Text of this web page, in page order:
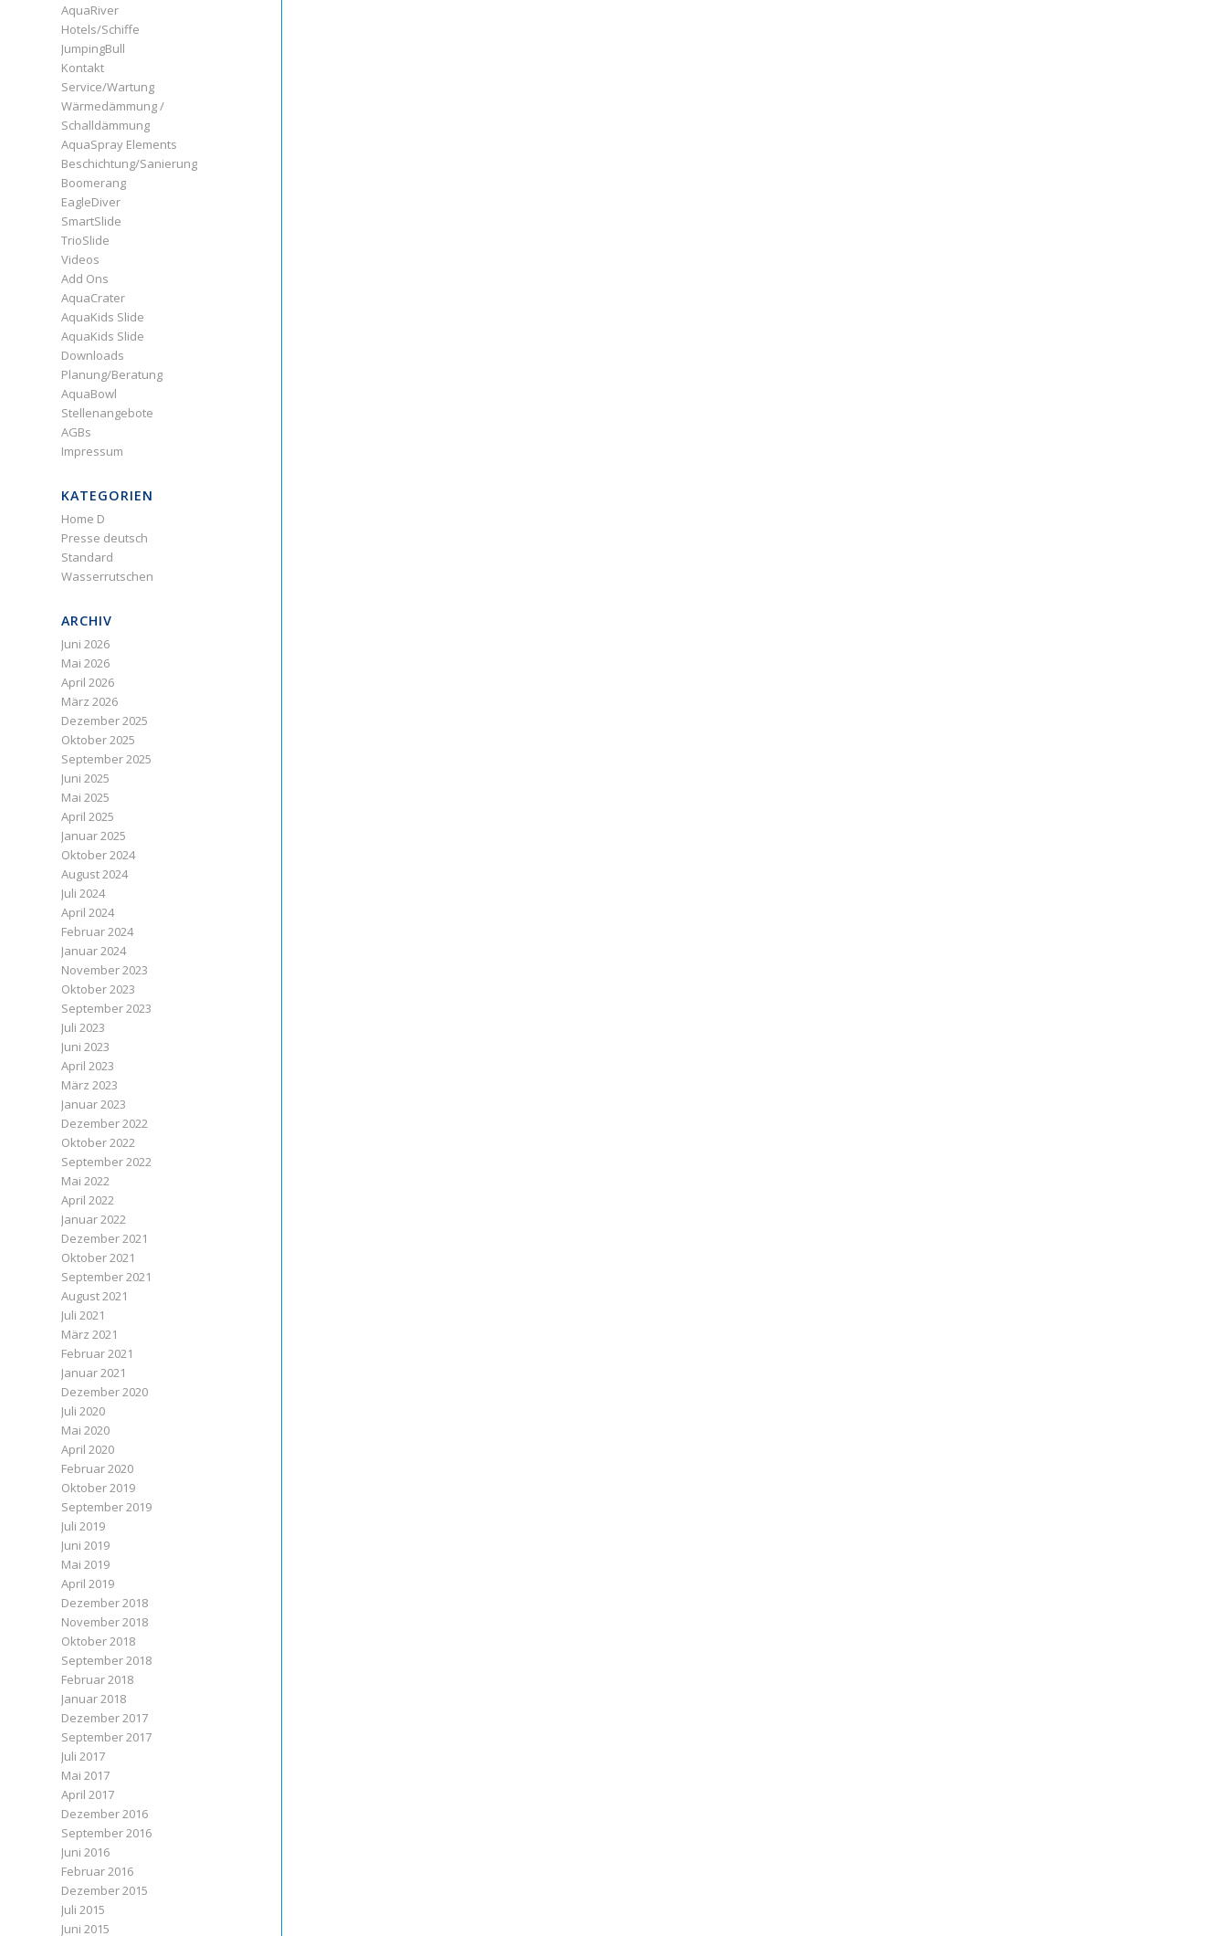
AquaRiver
Hotels/Schiffe
JumpingBull
Kontakt
Service/Wartung
Wärmedämmung /
Schalldämmung
AquaSpray Elements
Beschichtung/Sanierung
Boomerang
EagleDiver
SmartSlide
TrioSlide
Videos
Add Ons
AquaCrater
AquaKids Slide
AquaKids Slide
Downloads
Planung/Beratung
AquaBowl
Stellenangebote
AGBs
Impressum
KATEGORIEN
Home D
Presse deutsch
Standard
Wasserrutschen
ARCHIV
Juni 2026
Mai 2026
April 2026
März 2026
Dezember 2025
Oktober 2025
September 2025
Juni 2025
Mai 2025
April 2025
Januar 2025
Oktober 2024
August 2024
Juli 2024
April 2024
Februar 2024
Januar 2024
November 2023
Oktober 2023
September 2023
Juli 2023
Juni 2023
April 2023
März 2023
Januar 2023
Dezember 2022
Oktober 2022
September 2022
Mai 2022
April 2022
Januar 2022
Dezember 2021
Oktober 2021
September 2021
August 2021
Juli 2021
März 2021
Februar 2021
Januar 2021
Dezember 2020
Juli 2020
Mai 2020
April 2020
Februar 2020
Oktober 2019
September 2019
Juli 2019
Juni 2019
Mai 2019
April 2019
Dezember 2018
November 2018
Oktober 2018
September 2018
Februar 2018
Januar 2018
Dezember 2017
September 2017
Juli 2017
Mai 2017
April 2017
Dezember 2016
September 2016
Juni 2016
Februar 2016
Dezember 2015
Juli 2015
Juni 2015